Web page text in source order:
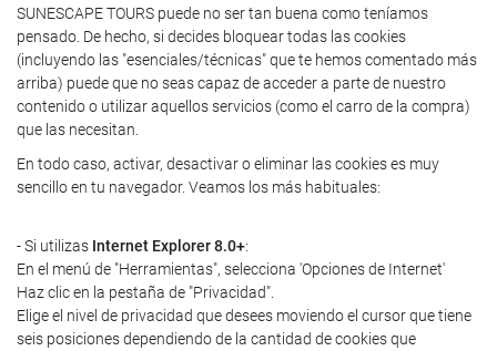
SUNESCAPE TOURS puede no ser tan buena como teníamos
pensado. De hecho, si decides bloquear todas las cookies
(incluyendo las "esenciales/técnicas" que te hemos comentado más
arriba) puede que no seas capaz de acceder a parte de nuestro
contenido o utilizar aquellos servicios (como el carro de la compra)
que las necesitan.
En todo caso, activar, desactivar o eliminar las cookies es muy
sencillo en tu navegador. Veamos los más habituales:
- Si utilizas Internet Explorer 8.0+:
En el menú de "Herramientas", selecciona 'Opciones de Internet'
Haz clic en la pestaña de "Privacidad".
Elige el nivel de privacidad que desees moviendo el cursor que tiene
seis posiciones dependiendo de la cantidad de cookies que